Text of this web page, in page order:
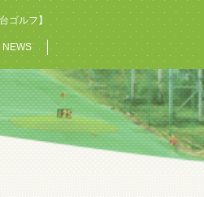
ゴルフ】
NEWS